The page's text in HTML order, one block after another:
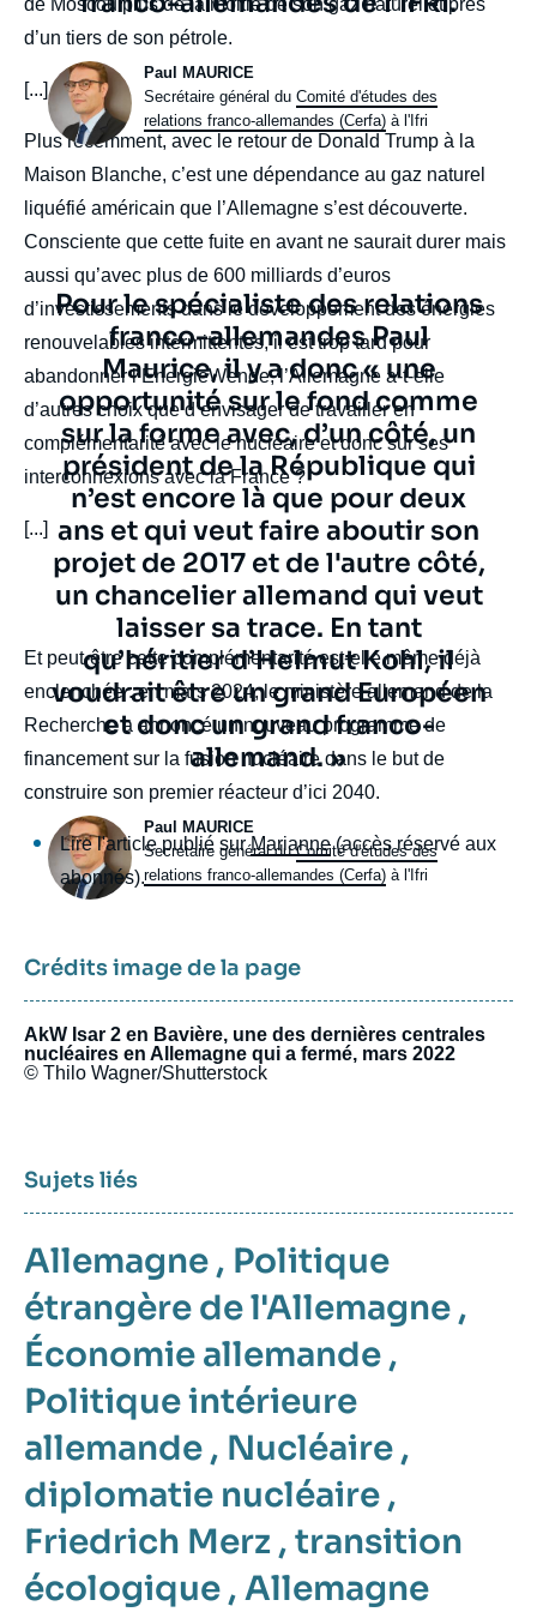
Photo
Paul MAURICE
Intitulé
du
poste
Secrétaire général duComité d'études des
relations franco-allemandes (Cerfa) à l'Ifri
de Moscou plus de la moitié de son gaz naturel et près
d’un tiers de son pétrole.
[...]
Plus récemment, avec le retour de Donald Trump à la
Maison Blanche, c’est une dépendance au gaz naturel
liquéfié américain que l’Allemagne s’est découverte.
Consciente que cette fuite en avant ne saurait durer mais
aussi qu’avec plus de 600 milliards d’euros
d’investissements dans le développement des énergies
renouvelables intermittentes, il est trop tard pour
abandonner l’EnergieWende, l’Allemagne a-t-elle
d’autres choix que d’envisager de travailler en
complémentarité avec le nucléaire et donc sur ses
interconnexions avec la France ?
[...]
Texte
citation
Pour le spécialiste des relations
franco-allemandes Paul
Maurice, il y a donc « une
opportunité sur le fond comme
sur la forme avec, d’un côté, un
président de la République qui
n’est encore là que pour deux
ans et qui veut faire aboutir son
projet de 2017 et de l'autre côté,
un chancelier allemand qui veut
laisser sa trace. En tant
qu’héritier d’Helmut Kohl, il
voudrait être un grand Européen
et donc un grand franco-
allemand. »
Photo
Paul MAURICE
Intitulé
du
Secrétaire général duComité d'études des
relations franco-allemandes (Cerfa) à l'Ifri
body
Et peut-être cette complémentarité est-elle même déjà
enclenchée : en mars 2024, le ministère allemand de la
Recherche a annoncé un nouveau programme de
financement sur la fusion nucléaire dans le but de
construire son premier réacteur d’ici 2040.
Lire l'article publié surMarianne(accès réservé aux
abonnés).
Crédits image de la page
AkW Isar 2 en Bavière, une des dernières centrales
nucléaires en Allemagne qui a fermé, mars 2022
© Thilo Wagner/Shutterstock
Sujets liés
Allemagne , Politique
étrangère de l'Allemagne ,
Économie allemande ,
Politique intérieure
allemande , Nucléaire ,
diplomatie nucléaire ,
Friedrich Merz , transition
écologique , Allemagne